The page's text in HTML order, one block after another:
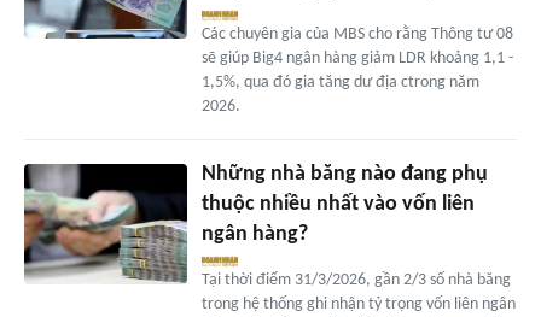
Các chuyên gia của MBS cho rằng Thông tư 08
sẽ giúp Big4 ngân hàng giảm LDR khoảng 1,1 -
1,5%, qua đó gia tăng dư địa ctrong năm
2026.
Những nhà băng nào đang phụ
thuộc nhiều nhất vào vốn liên
ngân hàng?
Tại thời điểm 31/3/2026, gần 2/3 số nhà băng
trong hệ thống ghi nhận tỷ trọng vốn liên ngân